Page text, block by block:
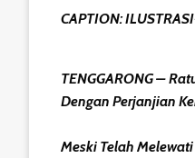
CAPTION:
TENGGARONG –
Dengan Perjanjian
Meski Telah